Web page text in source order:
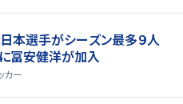
本選手がシーズン最多９人
冨安健洋が加入
カー